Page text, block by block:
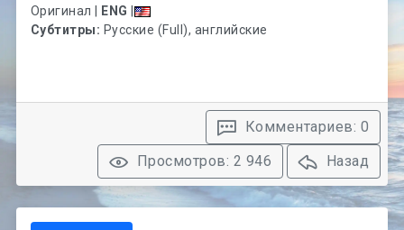
Оригинал |
ENG
Субтитры: Русские (Full), английские
Комментариев: 0
Просмотров: 2 946
Назад